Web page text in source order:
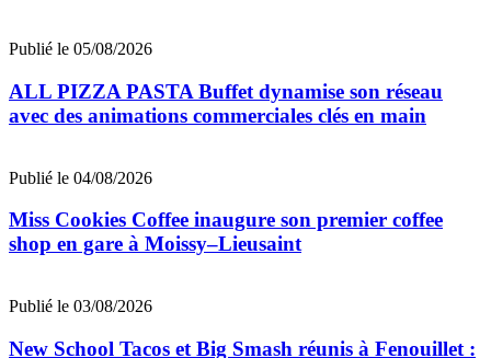
Publié le 05/08/2026
ALL PIZZA PASTA Buffet dynamise son réseau
avec des animations commerciales clés en main
Publié le 04/08/2026
Miss Cookies Coffee inaugure son premier coffee
shop en gare à Moissy–Lieusaint
Publié le 03/08/2026
New School Tacos et Big Smash réunis à Fenouillet :